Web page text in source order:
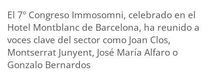
El 7º Congreso Immosomni, celebrado en el
Hotel Montblanc de Barcelona, ha reunido a
voces clave del sector como Joan Clos,
Montserrat Junyent, José María Alfaro o
Gonzalo Bernardos